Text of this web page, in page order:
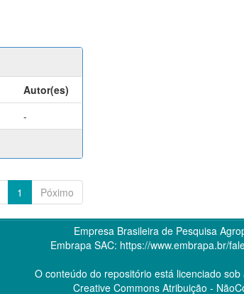
Autor(es)
-
1 Póximo
Empresa Brasileira de Pesquisa
Embrapa SAC: https://www.embrapa.br/
O conteúdo do repositório está licenciado sob
Creative CommonsAtribuição -